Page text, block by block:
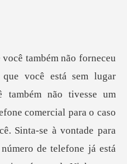
também não tivesse um
comercial para o caso